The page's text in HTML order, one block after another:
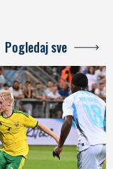
Pogledaj sve